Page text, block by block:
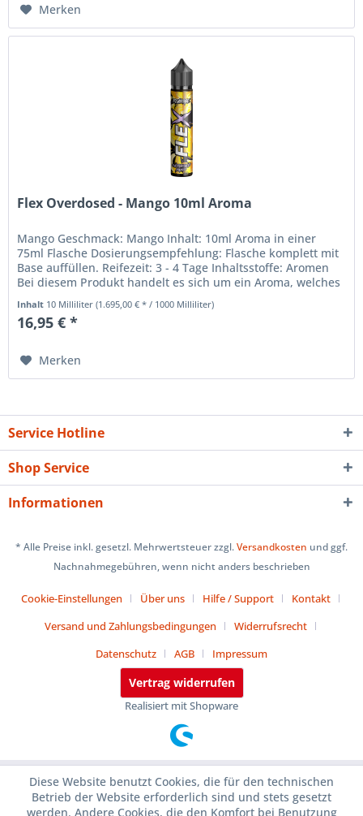
Merken
Flex Overdosed - Mango 10ml Aroma
Mango Geschmack: Mango Inhalt: 10ml Aroma in einer
75ml Flasche Dosierungsempfehlung: Flasche komplett mit
Base auffüllen. Reifezeit: 3 - 4 Tage Inhaltsstoffe: Aromen
Bei diesem Produkt handelt es sich um ein Aroma, welches
Inhalt 10 Milliliter(1.695,00 € * / 1000 Milliliter)
16,95 € *
Merken
Service Hotline
Shop Service
Informationen
* Alle Preise inkl. gesetzl. Mehrwertsteuer zzgl.Versandkosten und ggf.
Nachnahmegebühren, wenn nicht anders beschrieben
Cookie-Einstellungen Über uns Hilfe / Support
Kontakt
Versand und Zahlungsbedingungen
Widerrufsrecht
Datenschutz
AGB Impressum
Vertrag widerrufen
Realisiert mit Shopware
Diese Website benutzt Cookies, die für den technischen
Betrieb der Website erforderlich sind und stets gesetzt
werden. Andere Cookies, die den Komfort bei Benutzung